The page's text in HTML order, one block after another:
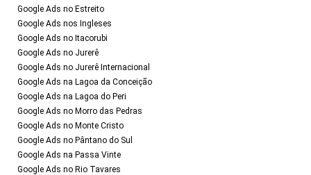
Google Ads no Estreito
Google Ads nos Ingleses
Google Ads no Itacorubi
Google Ads no Jurerê
Google Ads no Jurerê Internacional
Google Ads na Lagoa da Conceição
Google Ads na Lagoa do Peri
Google Ads no Morro das Pedras
Google Ads no Monte Cristo
Google Ads no Pântano do Sul
Google Ads na Passa Vinte
Google Ads no Rio Tavares